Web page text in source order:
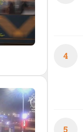
4
5